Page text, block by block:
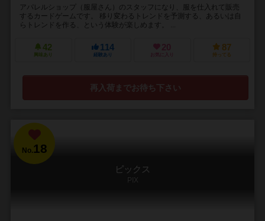
アパレルショップ（服屋さん）のスタッフになり、服を仕入れて販売
するカードゲームです。 移り変わるトレンドを予測する、あるいは自
らトレンドを作る、という体験が楽しめます。 ...
42
興味あり
114
経験あり
20
お気に入り
87
持ってる
再入荷までお待ち下さい
No.18
ピックス
PIX